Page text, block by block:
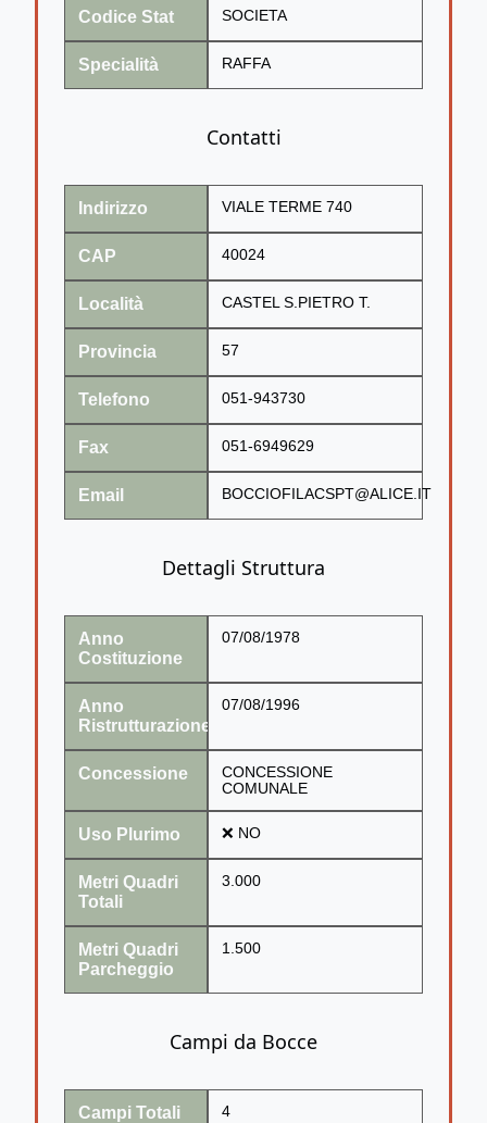
Codice Stat SOCIETA
Specialità RAFFA
Contatti
Indirizzo VIALE TERME 740
CAP 40024
Località CASTEL S.PIETRO T.
Provincia 57
Telefono 051-943730
Fax 051-6949629
Email BOCCIOFILACSPT@ALICE.IT
Dettagli Struttura
Anno
Costituzione
07/08/1978
Anno
Ristrutturazione
07/08/1996
Concessione
CONCESSIONE
COMUNALE
Uso Plurimo ❌ NO
Metri Quadri
Totali
3.000
Metri Quadri
Parcheggio
1.500
Campi da Bocce
Campi Totali 4